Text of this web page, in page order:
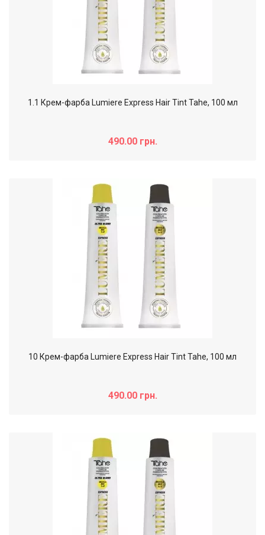
1.1 Крем-фарба Lumiere Express Hair Tint Tahe, 100 мл
490.00 грн.
10 Крем-фарба Lumiere Express Hair Tint Tahe, 100 мл
490.00 грн.